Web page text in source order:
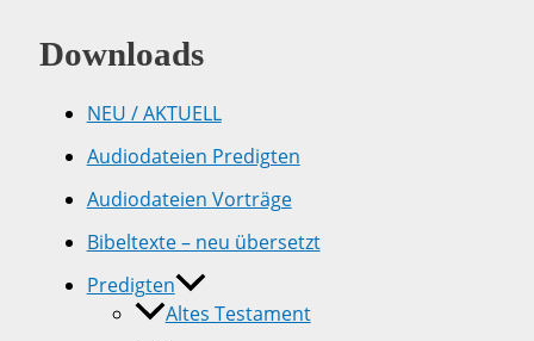
Downloads
NEU / AKTUELL
Audiodateien Predigten
Audiodateien Vorträge
Bibeltexte – neu übersetzt
Predigten
Altes Testament